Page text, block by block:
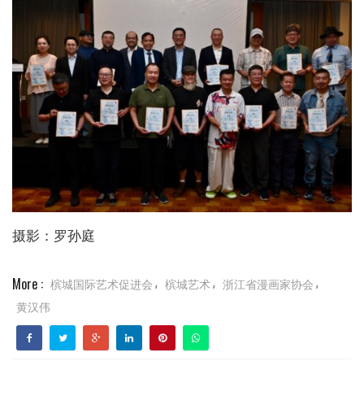
摄影：罗孙庭
More : 槟城国际艺术促进会 , 槟城艺术, 浙江省漫画家协会 ,
黄汉伟